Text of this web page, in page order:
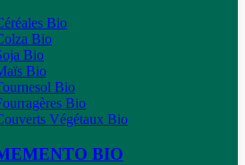
Bio
Bio
Bio
Bio
Bio
Bio
Végétaux Bio
BIO